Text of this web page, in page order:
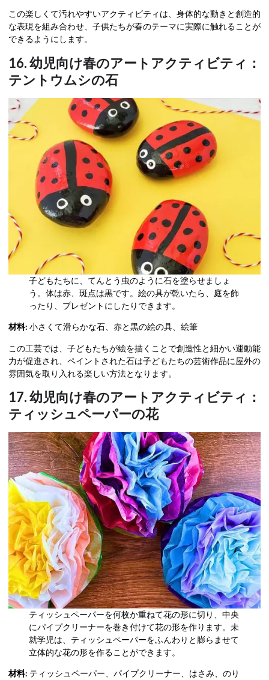
この楽しくて汚れやすいアクティビティは、身体的な動きと創造的
な表現を組み合わせ、子供たちが春のテーマに実際に触れることが
できるようにします。
16. 幼児向け春のアートアクティビティ：
テントウムシの石
子どもたちに、てんとう虫のように石を塗らせましょ
う。体は赤、斑点は黒です。絵の具が乾いたら、庭を飾
ったり、プレゼントにしたりできます。
材料: 小さくて滑らかな石、赤と黒の絵の具、絵筆
この工芸では、子どもたちが絵を描くことで創造性と細かい運動能
力が促進され、ペイントされた石は子どもたちの芸術作品に屋外の
雰囲気を取り入れる楽しい方法となります。
17. 幼児向け春のアートアクティビティ：
ティッシュペーパーの花
ティッシュペーパーを何枚か重ねて花の形に切り、中央
にパイプクリーナーを巻き付けて花の形を作ります。未
就学児は、ティッシュペーパーをふんわりと膨らませて
立体的な花の形を作ることができます。
材料: ティッシュペーパー、パイプクリーナー、はさみ、のり